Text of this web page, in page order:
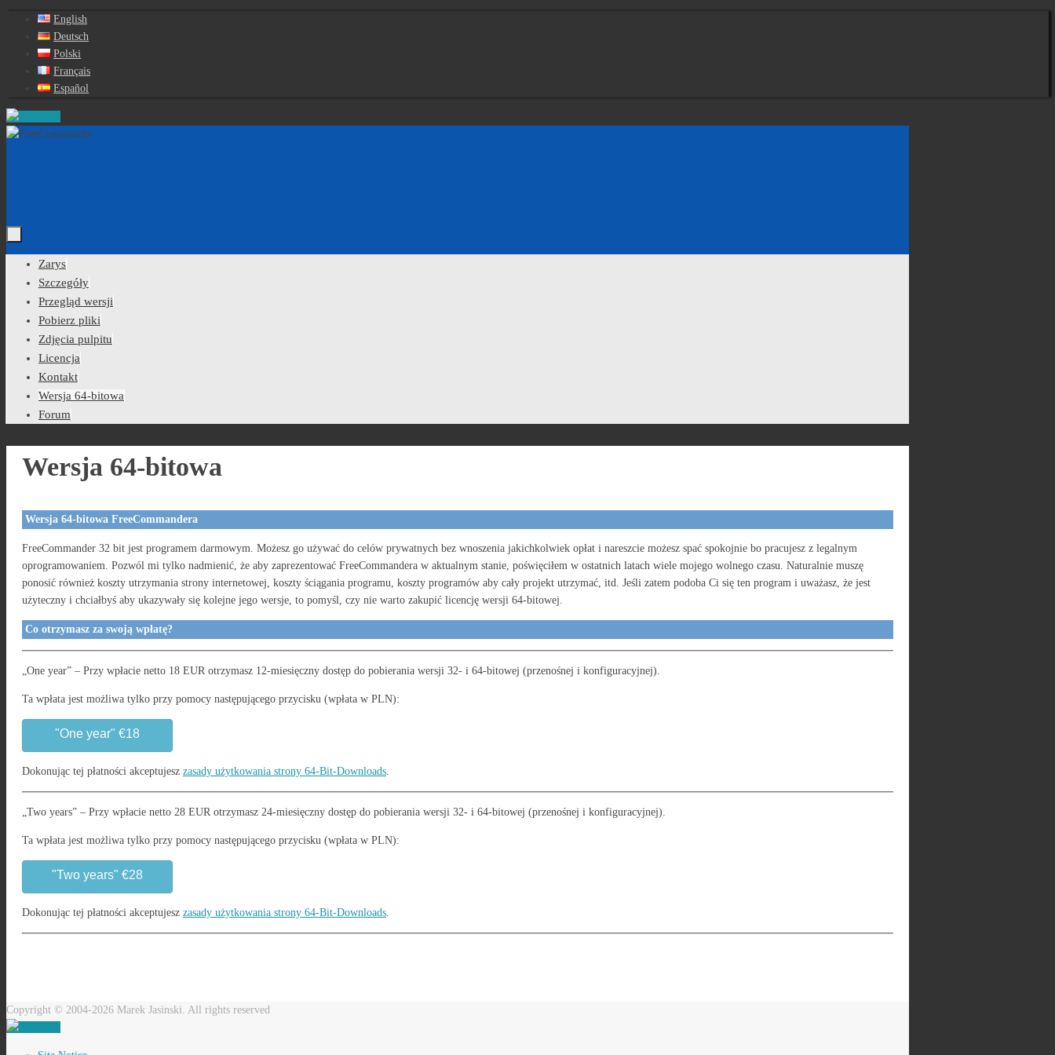
Przejdź
English
Deutsch
Polski
Français
Español
Przejdź Zarys
Szczegóły
Przegląd wersji
Pobierz pliki
Zdjęcia pulpitu
Licencja
Kontakt
Wersja 64-bitowa
Forum
Wersja 64-bitowa
Wersja 64-bitowa FreeCommandera
FreeCommander 32 bit jest programem darmowym. Możesz go używać do celów prywatnych bez wnoszenia jakichkolwiek opłat i nareszcie możesz spać spokojnie bo pracujesz z legalnym
oprogramowaniem. Pozwól mi tylko nadmienić, że aby zaprezentować FreeCommandera w aktualnym stanie, poświęciłem w ostatnich latach wiele mojego wolnego czasu. Naturalnie muszę
ponosić również koszty utrzymania strony internetowej, koszty ściągania programu, koszty programów aby cały projekt utrzymać, itd. Jeśli zatem podoba Ci się ten program i uważasz, że jest
użyteczny i chciałbyś aby ukazywały się kolejne jego wersje, to pomyśl, czy nie warto zakupić licencję wersji 64-bitowej.
Co otrzymasz za swoją wpłatę?
„One year” – Przy wpłacie netto 18 EUR otrzymasz 12-miesięczny dostęp do pobierania wersji 32- i 64-bitowej (przenośnej i konfiguracyjnej).
Ta wpłata jest możliwa tylko przy pomocy następującego przycisku (wpłata w PLN):
"One year" €18
Dokonując tej płatności akceptujesz zasady użytkowania strony 64-Bit-Downloads.
„Two years” – Przy wpłacie netto 28 EUR otrzymasz 24-miesięczny dostęp do pobierania wersji 32- i 64-bitowej (przenośnej i konfiguracyjnej).
Ta wpłata jest możliwa tylko przy pomocy następującego przycisku (wpłata w PLN):
"Two years" €28
Dokonując tej płatności akceptujesz zasady użytkowania strony 64-Bit-Downloads.
Copyright © 2004-2026 Marek Jasinski. All rights reserved